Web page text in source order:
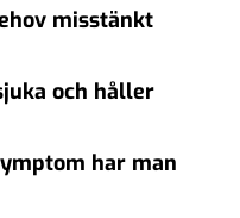
misstänkt
och håller
har man